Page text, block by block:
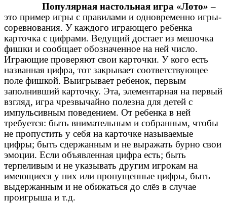
Популярная настольная игра «Лото» –
это пример игры с правилами и одновременно игры-
соревнования. У каждого играющего ребенка
карточка с цифрами. Ведущий достает из мешочка
фишки и сообщает обозначенное на ней число.
Играющие проверяют свои карточки. У кого есть
названная цифра, тот закрывает соответствующее
поле фишкой. Выигрывает ребенок, первым
заполнивший карточку. Эта, элементарная на первый
взгляд, игра чрезвычайно полезна для детей с
импульсивным поведением. От ребенка в ней
требуется: быть внимательным и собранным, чтобы
не пропустить у себя на карточке называемые
цифры; быть сдержанным и не выражать бурно свои
эмоции. Если объявленная цифра есть; быть
терпеливым и не указывать другим игрокам на
имеющиеся у них или пропущенные цифры, быть
выдержанным и не обижаться до слёз в случае
проигрыша и т.д.